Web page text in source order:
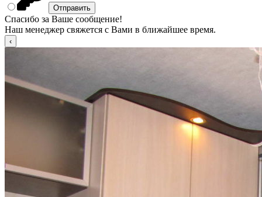
Спасибо за Ваше сообщение!
Наш менеджер свяжется с Вами в ближайшее время.